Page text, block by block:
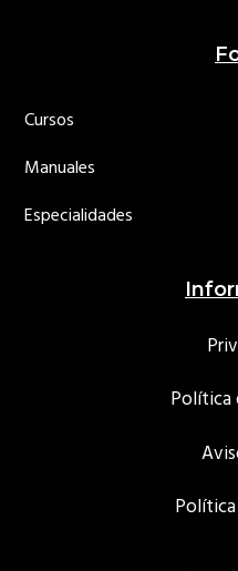
Cursos
Manuales
Especialidades
Política